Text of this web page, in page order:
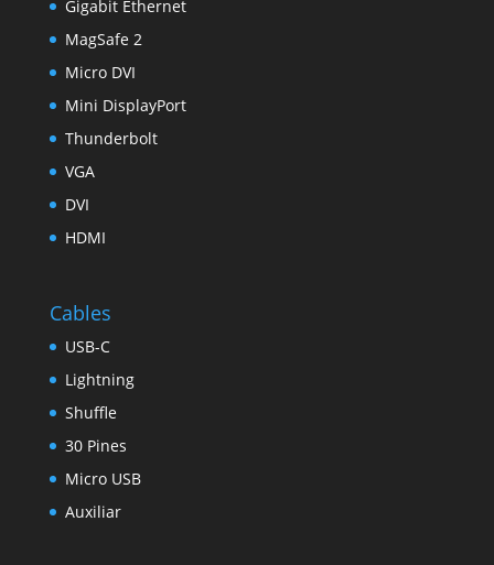
Gigabit Ethernet
MagSafe 2
Micro DVI
Mini DisplayPort
Thunderbolt
VGA
DVI
HDMI
Cables
USB-C
Lightning
Shuffle
30 Pines
Micro USB
Auxiliar